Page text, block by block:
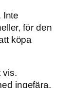
Inte
för den
köpa
vis.
ingefära,